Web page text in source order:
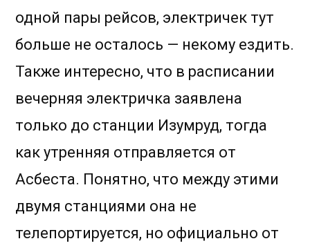
одной пары рейсов, электричек тут
больше не осталось — некому ездить.
Также интересно, что в расписании
вечерняя электричка заявлена
только до станции Изумруд, тогда
как утренняя отправляется от
Асбеста. Понятно, что между этими
двумя станциями она не
телепортируется, но официально от